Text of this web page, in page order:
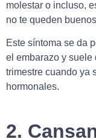
molestar o incluso,
no te queden
Este síntoma se da
el embarazo y suele
trimestre cuando ya
hormonales.
2.